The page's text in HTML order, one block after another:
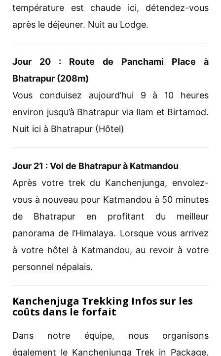
température est chaude ici, détendez-vous
après le déjeuner. Nuit au Lodge.
Jour 20 : Route de Panchami Place à
Bhatrapur (208m)
Vous conduisez aujourd’hui 9 à 10 heures
environ jusqu’à Bhatrapur via Ilam et Birtamod.
Nuit ici à Bhatrapur (Hôtel)
Jour 21 : Vol de Bhatrapur à Katmandou
Après votre trek du Kanchenjunga, envolez-
vous à nouveau pour Katmandou à 50 minutes
de Bhatrapur en profitant du meilleur
panorama de l’Himalaya. Lorsque vous arrivez
à votre hôtel à Katmandou, au revoir à votre
personnel népalais.
Kanchenjuga Trekking Infos sur les
coûts dans le forfait
Dans notre équipe, nous organisons
également le Kanchenjunga Trek in Package.